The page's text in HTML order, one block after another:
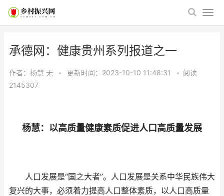
承德网：健康贵州系列报道之一
作者：杨慧 无 • 更新时间：2023-10-10 11:48:31 • 阅读
2145307
杨慧：以高质量健康素质促进人口高质量发展
人口发展是“国之大者”。人口发展是关系中华民族伟大
复兴的大事，必须着力提高人口整体素质，以人口高质量